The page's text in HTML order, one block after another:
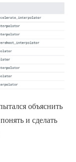
объяснить
и сделать